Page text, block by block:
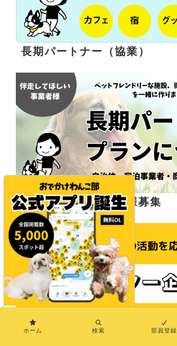
長期パートナー（協業）
応援サポーター企業様募集
ホーム 検索 部員登録